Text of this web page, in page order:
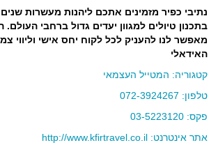
נתיבי כפיר מזמינים אתכם ליהנות מעשרות שנים של
בתכנון טיולים למגוון יעדים גדול ברחבי העולם.
מאפשר לנו להעניק לכל לקוח יחס אישי וליווי צמוד
האידאלי
קטגוריה:המטייל העצמאי
טלפון:072-3924267
פקס: 03-5223120
אתר אינטרנט:http://www.kfirtravel.co.il